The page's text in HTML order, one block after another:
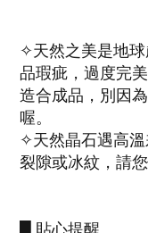
✧天然之美是地
品瑕疵，過度完
造合成品，別因
喔。
✧天然晶石遇高
裂隙或冰紋，請
█ 貼心提醒